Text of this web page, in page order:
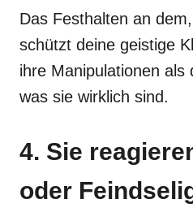
Das Festhalten an
schützt deine geistige
ihre Manipulationen als
was sie wirklich sind.
4. Sie
oder